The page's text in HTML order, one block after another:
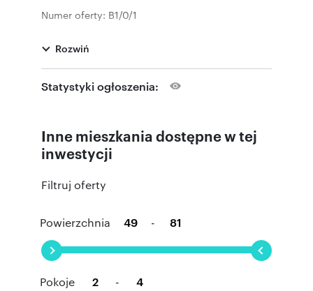
Numer oferty: B1/0/1
Rozwiń
Statystyki ogłoszenia:
Inne mieszkania dostępne w tej
inwestycji
Filtruj oferty
Powierzchnia -
Pokoje -